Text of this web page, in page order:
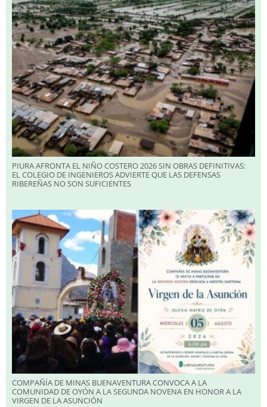
PIURA AFRONTA EL NIÑO COSTERO 2026 SIN OBRAS DEFINITIVAS:
EL COLEGIO DE INGENIEROS ADVIERTE QUE LAS DEFENSAS
RIBEREÑAS NO SON SUFICIENTES
COMPAÑÍA DE MINAS BUENAVENTURA CONVOCA A LA
COMUNIDAD DE OYÓN A LA SEGUNDA NOVENA EN HONOR A LA
VIRGEN DE LA ASUNCIÓN